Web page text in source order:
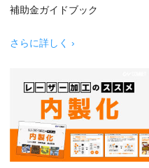
補助金ガイドブック
さらに詳しく ›